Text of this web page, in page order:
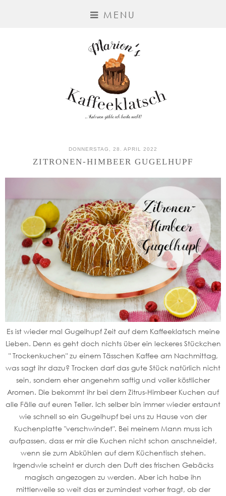
MENU
DONNERSTAG, 28. APRIL 2022
ZITRONEN-HIMBEER GUGELHUPF
Es ist wieder mal Gugelhupf Zeit auf dem Kaffeeklatsch meine
Lieben. Denn es geht doch nichts über ein leckeres Stückchen
" Trockenkuchen" zu einem Tässchen Kaffee am Nachmittag,
was sagt ihr dazu? Trocken darf das gute Stück natürlich nicht
sein, sondern eher angenehm saftig und voller köstlicher
Aromen. Die bekommt ihr bei dem Zitrus-Himbeer Kuchen auf
alle Fälle auf euren Teller. Ich selber bin immer wieder erstaunt
wie schnell so ein Gugelhupf bei uns zu Hause von der
Kuchenplatte "verschwindet". Bei meinem Mann muss ich
aufpassen, dass er mir die Kuchen nicht schon anschneidet,
wenn sie zum Abkühlen auf dem Küchentisch stehen.
Irgendwie scheint er durch den Duft des frischen Gebäcks
magisch angezogen zu werden. Aber ich habe ihn
mittlerweile so weit das er zumindest vorher fragt, ob der